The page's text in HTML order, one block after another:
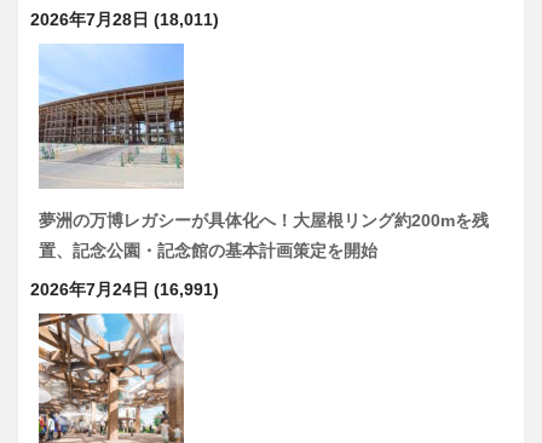
2026年7月28日 (18,011)
夢洲の万博レガシーが具体化へ！大屋根リング約200mを残
置、記念公園・記念館の基本計画策定を開始
2026年7月24日 (16,991)